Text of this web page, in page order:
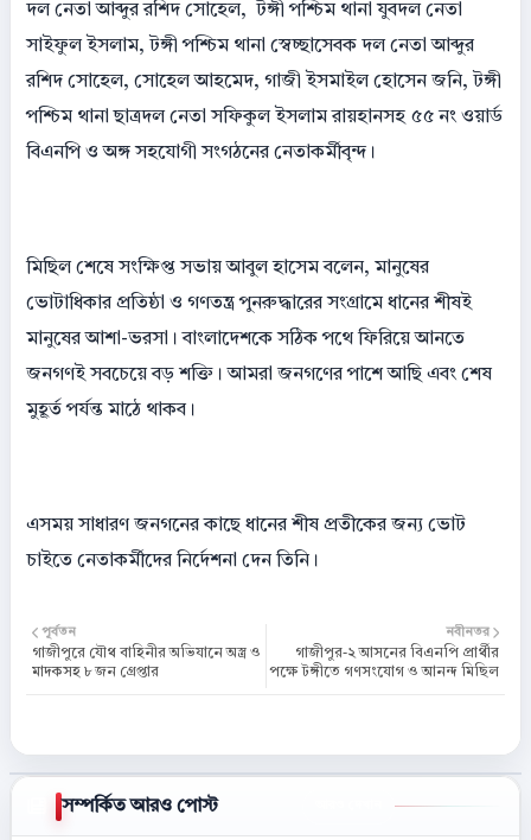
দল নেতা আব্দুর রশিদ সোহেল, টঙ্গী পশ্চিম থানা যুবদল নেতা
সাইফুল ইসলাম, টঙ্গী পশ্চিম থানা স্বেচ্ছাসেবক দল নেতা আব্দুর
রশিদ সোহেল, সোহেল আহমেদ, গাজী ইসমাইল হোসেন জনি, টঙ্গী
পশ্চিম থানা ছাত্রদল নেতা সফিকুল ইসলাম রায়হানসহ ৫৫ নং ওয়ার্ড
বিএনপি ও অঙ্গ সহযোগী সংগঠনের নেতাকর্মীবৃন্দ।
মিছিল শেষে সংক্ষিপ্ত সভায় আবুল হাসেম বলেন, মানুষের
ভোটাধিকার প্রতিষ্ঠা ও গণতন্ত্র পুনরুদ্ধারের সংগ্রামে ধানের শীষই
মানুষের আশা-ভরসা। বাংলাদেশকে সঠিক পথে ফিরিয়ে আনতে
জনগণই সবচেয়ে বড় শক্তি। আমরা জনগণের পাশে আছি এবং শেষ
মুহূর্ত পর্যন্ত মাঠে থাকব।
এসময় সাধারণ জনগনের কাছে ধানের শীষ প্রতীকের জন্য ভোট
চাইতে নেতাকর্মীদের নির্দেশনা দেন তিনি।
নবীনতর
গাজীপুর-২ আসনের বিএনপি প্রার্থীর
পক্ষে টঙ্গীতে গণসংযোগ ও আনন্দ মিছিল
পূর্বতন
গাজীপুরে যৌথ বাহিনীর অভিযানে অস্ত্র ও
মাদকসহ ৮ জন গ্রেপ্তার
সম্পর্কিত আরও পোস্ট